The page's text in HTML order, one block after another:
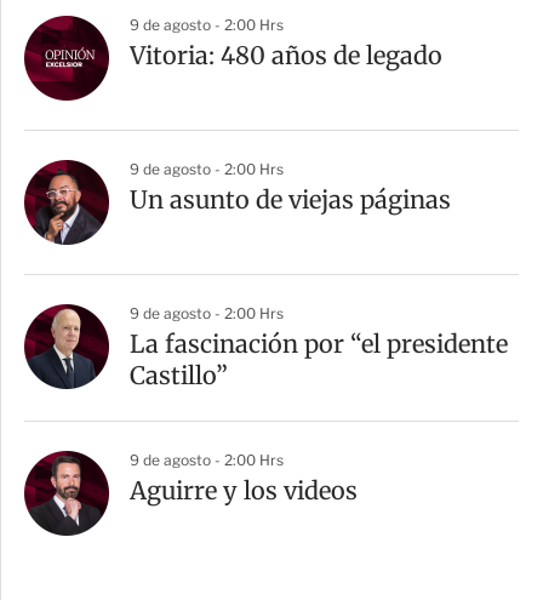
9 de agosto - 2:00 Hrs
Vitoria: 480 años de legado
9 de agosto - 2:00 Hrs
Un asunto de viejas páginas
9 de agosto - 2:00 Hrs
La fascinación por “el presidente
Castillo”
9 de agosto - 2:00 Hrs
Aguirre y los videos